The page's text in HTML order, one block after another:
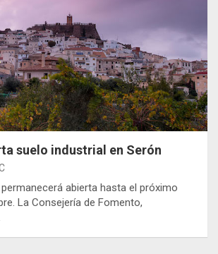
suelo industrial en Serón
abierta hasta el próximo
La Consejería de Fomento,